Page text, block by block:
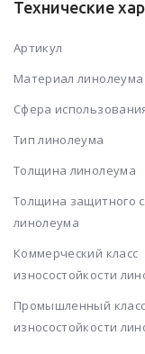
Технические
Артикул
Материал линолеума
Сфера
Тип линолеума
Толщина линолеума
Толщина защитного
линолеума
Коммерческий класс
износостойкости
Промышленный класс
износостойкости